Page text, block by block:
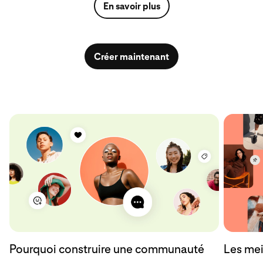
En savoir plus
Créer maintenant
Pourquoi construire une communauté
Les